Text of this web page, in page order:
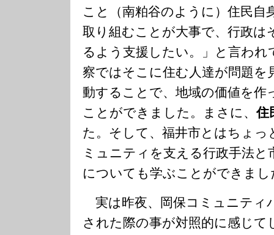
こと（南粕谷のように）住民自
取り組むことが大事で、行政は
るよう支援したい。」と言われ
察ではそこに住む人達が問題を
動することで、地域の価値を作
ことができました。まさに、住
た。そして、福井市とはちょっ
ミュニティを支える行政手法と
についても学ぶことができまし
実は昨夜、岡保コミュニティ
された際の事が対照的に感じて